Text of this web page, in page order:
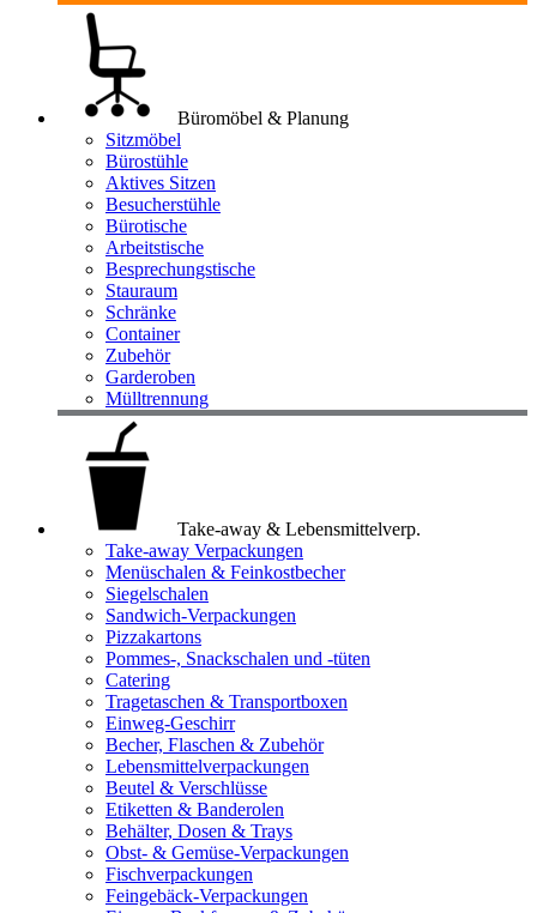
Büromöbel & Planung
Sitzmöbel
Bürostühle
Aktives Sitzen
Besucherstühle
Bürotische
Arbeitstische
Besprechungstische
Stauraum
Schränke
Container
Zubehör
Garderoben
Mülltrennung
Take-away & Lebensmittelverp.
Take-away Verpackungen
Menüschalen & Feinkostbecher
Siegelschalen
Sandwich-Verpackungen
Pizzakartons
Pommes-, Snackschalen und -tüten
Catering
Tragetaschen & Transportboxen
Einweg-Geschirr
Becher, Flaschen & Zubehör
Lebensmittelverpackungen
Beutel & Verschlüsse
Etiketten & Banderolen
Behälter, Dosen & Trays
Obst- & Gemüse-Verpackungen
Fischverpackungen
Feingebäck-Verpackungen